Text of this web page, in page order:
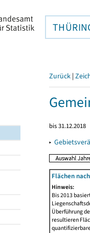
Zurück |
bis 31.12.2018
▸
Flächen
Hinweis:
Bis 2013
Überführung
resultieren